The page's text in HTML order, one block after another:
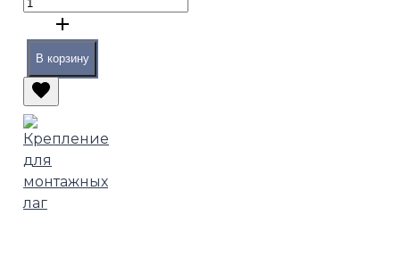
В корзину